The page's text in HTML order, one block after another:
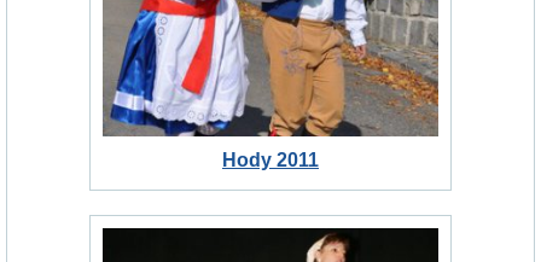
Hody 2011